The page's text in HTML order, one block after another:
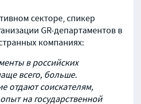
секторе, спикер
GR-департаментов в
компаниях:
в российских
всего, больше.
отдают соискателям,
на государственной